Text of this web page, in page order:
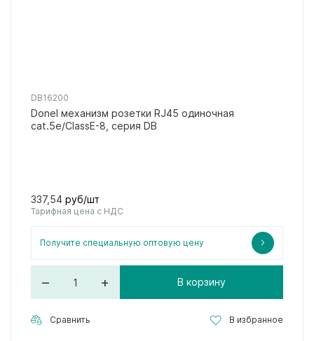
DB16200
Donel механизм розетки RJ45 одиночная
cat.5e/ClassE-8, серия DB
337,54 руб/шт
Тарифная цена с НДС
Получите специальную оптовую цену
– + В корзину
Сравнить В избранное